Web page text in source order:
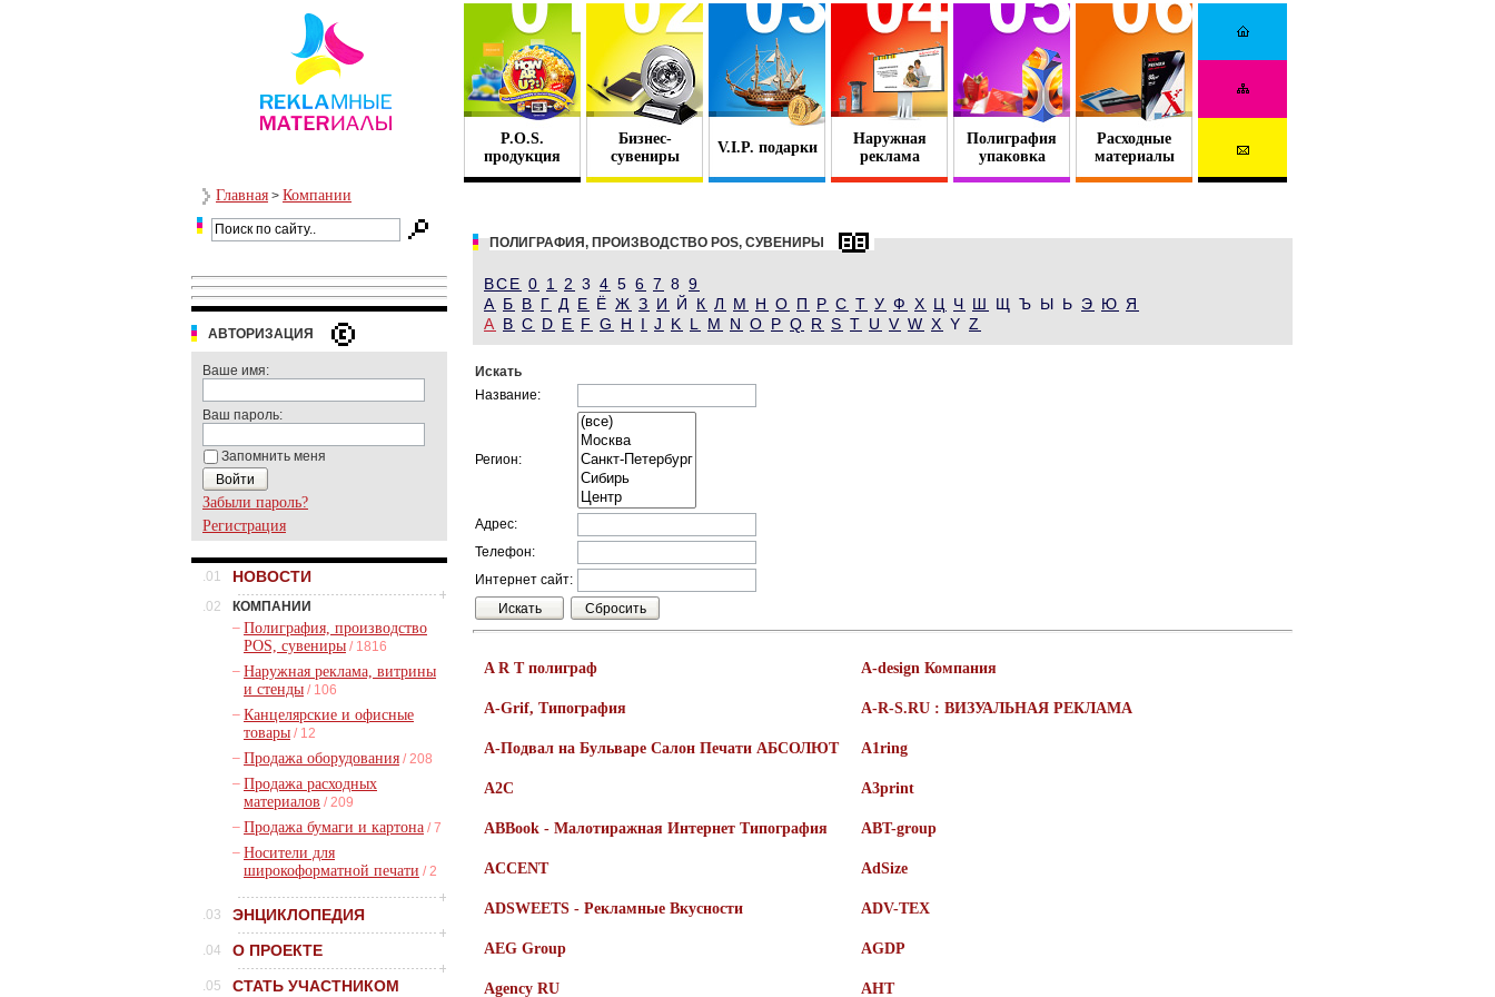
P.O.S.
продукция
Бизнес-
сувениры
V.I.P. подарки
Наружная
реклама
Полиграфия
упаковка
Расходные
материалы
Главная > Компании
АВТОРИЗАЦИЯ
Ваше имя:
Ваш пароль:
Запомнить меня
Забыли пароль?
Регистрация
.01 НОВОСТИ
.02
КОМПАНИИ
– Полиграфия, производство
POS, сувениры / 1816
– Наружная реклама, витрины
и стенды / 106
– Канцелярские и офисные
товары / 12
– Продажа оборудования / 208
– Продажа расходных
материалов / 209
– Продажа бумаги и картона / 7
– Носители для
широкоформатной печати / 2
.03 ЭНЦИКЛОПЕДИЯ
.04 О ПРОЕКТЕ
.05 СТАТЬ УЧАСТНИКОМ
ПОЛИГРАФИЯ, ПРОИЗВОДСТВО POS, СУВЕНИРЫ
ВСЕ 0 1 2 3 4 5 6 7 8 9
А Б В Г Д Е Ё Ж З И Й К Л М Н О П Р С Т У Ф Х Ц Ч Ш Щ Ъ Ы Ь Э Ю Я
A B C D E F G H I J K L M N O P Q R S T U V W X Y Z
Искать
Название:
Регион:
Адрес:
Телефон:
Интернет сайт:
A R T полиграф A-design Компания
A-Grif, Типография A-R-S.RU : ВИЗУАЛЬНАЯ РЕКЛАМА
A-Подвал на Бульваре Салон Печати АБСОЛЮТ A1ring
A2C A3print
ABBook - Малотиражная Интернет Типография ABT-group
ACCENT AdSize
ADSWEETS - Рекламные Вкусности ADV-TEX
AEG Group AGDP
Agency RU AHT